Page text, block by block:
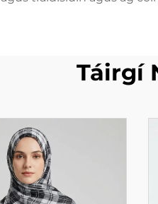
Táirgí